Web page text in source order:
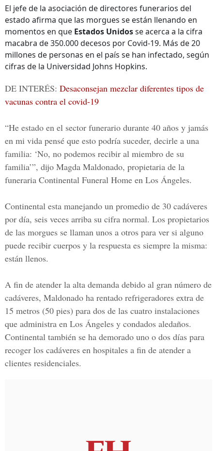
El jefe de la asociación de directores funerarios del
estado afirma que las morgues se están llenando en
momentos en que Estados Unidosse acerca a la cifra
macabra de 350.000 decesos por Covid-19. Más de 20
millones de personas en el país se han infectado, según
cifras de la Universidad Johns Hopkins.
DE INTERÉS: Desaconsejan mezclar diferentes tipos de
vacunas contra el covid-19
“He estado en el sector funerario durante 40 años y jamás
en mi vida pensé que esto podría suceder, decirle a una
familia: ‘No, no podemos recibir al miembro de su
familia’”, dijo Magda Maldonado, propietaria de la
funeraria Continental Funeral Home en Los Ángeles.
Continental esta manejando un promedio de 30 cadáveres
por día, seis veces arriba su cifra normal. Los propietarios
de las morgues se llaman unos a otros para ver si alguno
puede recibir cuerpos y la respuesta es siempre la misma:
están llenos.
A fin de atender la alta demanda debido al gran número de
cadáveres, Maldonado ha rentado refrigeradores extra de
15 metros (50 pies) para dos de las cuatro instalaciones
que administra en Los Ángeles y condados aledaños.
Continental también se ha demorado uno o dos días para
recoger los cadáveres en hospitales a fin de atender a
clientes residenciales.